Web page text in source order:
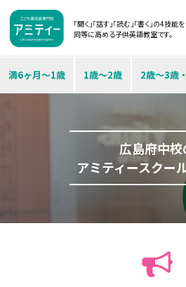
「聞く」「話す」「読む」「書く」の4技能を
同等に高める子供英語教室です。
満6ヶ月～1歳 1歳～2歳 2歳～3歳
広島府中校
アミティースクー